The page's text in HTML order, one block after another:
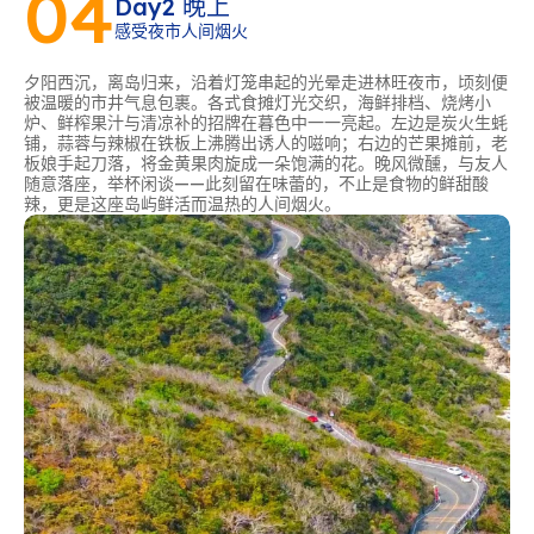
Day2 晚上
感受夜市人间烟火
夕阳西沉，离岛归来，沿着灯笼串起的光晕走进林旺夜市，顷刻便
被温暖的市井气息包裹。各式食摊灯光交织，海鲜排档、烧烤小
炉、鲜榨果汁与清凉补的招牌在暮色中一一亮起。左边是炭火生蚝
铺，蒜蓉与辣椒在铁板上沸腾出诱人的嗞响；右边的芒果摊前，老
板娘手起刀落，将金黄果肉旋成一朵饱满的花。晚风微醺，与友人
随意落座，举杯闲谈——此刻留在味蕾的，不止是食物的鲜甜酸
辣，更是这座岛屿鲜活而温热的人间烟火。